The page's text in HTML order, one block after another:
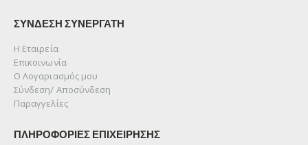
ΣΥΝΔΕΣΗ ΣΥΝΕΡΓΑΤΗ
Η Εταιρεία
Επικοινωνία
Ο Λογαριασμός μου
Σύνδεση/ Αποσύνδεση
Παραγγελίες
ΠΛΗΡΟΦΟΡΙΕΣ ΕΠΙΧΕΙΡΗΣΗΣ